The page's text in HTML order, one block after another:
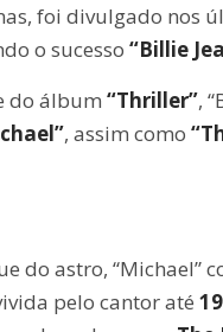
foi divulgado nos
o sucesso “Billie
do álbum “Thriller”,
, assim como
do astro, “Michael”
pelo cantor até